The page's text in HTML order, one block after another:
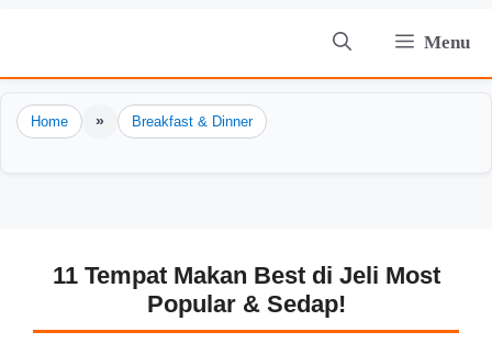
content
Menu
Home » Breakfast & Dinner
11 Tempat Makan Best di Jeli Most
Popular & Sedap!